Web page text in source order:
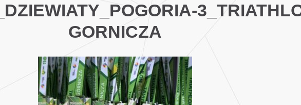
GORNICZA